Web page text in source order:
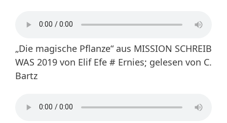
„Die magische Pflanze“ aus MISSION SCHREIB
WAS 2019 von Elif Efe # Ernies; gelesen von C.
Bartz